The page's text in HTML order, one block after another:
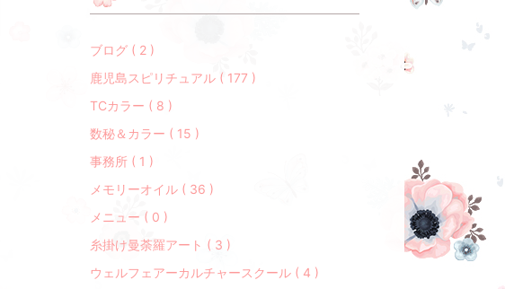
ブログ ( 2 )
鹿児島スピリチュアル ( 177 )
TCカラー ( 8 )
数秘＆カラー ( 15 )
事務所 ( 1 )
メモリーオイル ( 36 )
メニュー ( 0 )
糸掛け曼荼羅アート ( 3 )
ウェルフェアーカルチャースクール ( 4 )